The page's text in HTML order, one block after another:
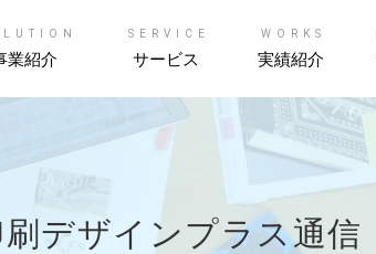
業紹介
SERVICE
サービス
WORKS
実績紹介
デザインプラス通信